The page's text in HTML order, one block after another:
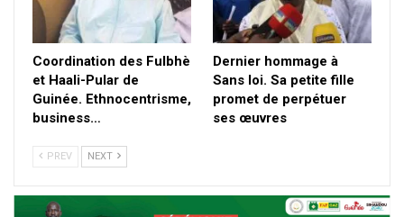
Coordination des Fulbhè
et Haali-Pular de
Guinée. Ethnocentrisme,
business…
Dernier hommage à
Sans loi. Sa petite fille
promet de perpétuer
ses œuvres
PREV NEXT